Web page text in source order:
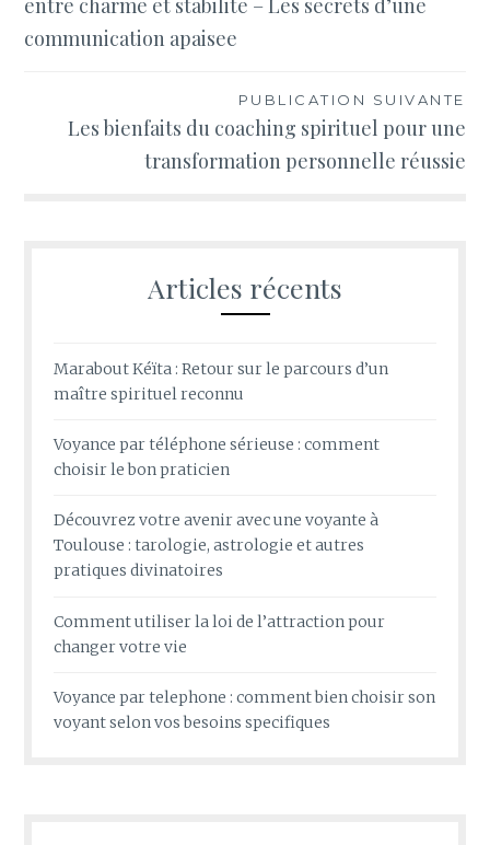
l’article
entre charme et stabilite – Les secrets d’une
communication apaisee
PUBLICATION SUIVANTE
Les bienfaits du coaching spirituel pour une
transformation personnelle réussie
Articles récents
Marabout Kéïta : Retour sur le parcours d’un
maître spirituel reconnu
Voyance par téléphone sérieuse : comment
choisir le bon praticien
Découvrez votre avenir avec une voyante à
Toulouse : tarologie, astrologie et autres
pratiques divinatoires
Comment utiliser la loi de l’attraction pour
changer votre vie
Voyance par telephone : comment bien choisir son
voyant selon vos besoins specifiques